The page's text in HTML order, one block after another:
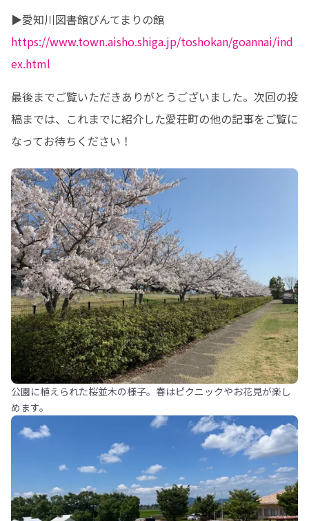
https://www.town.aisho.shiga.jp/toshokan/goannai/ind
ex.html
最後までご覧いただきありがとうございました。次回の投
稿までは、これまでに紹介した愛荘町の他の記事をご覧に
なってお待ちください！
公園に植えられた桜並木の様子。春はピクニックやお花見が楽し
めます。